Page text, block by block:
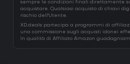
sempre le condizioni finali direttamente
acquistare. Qualsiasi acquisto di chiavi
rischio dell'Utente.
XD.deals partecipa a programmi di
una commissione sugli acquisti idonei
In qualità di Affiliato Amazon